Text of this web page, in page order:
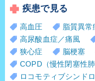
疾患で見る
高血圧 脂質異常
高尿酸血症／痛風
狭心症
脳梗塞
COPD（慢性閉塞性肺
ロコモティブシンド